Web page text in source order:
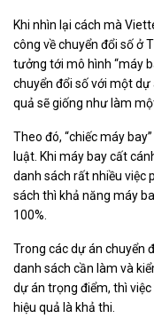
Khi nhìn lại cách mà
công về chuyển đổi số ở
tưởng tới mô hình “máy
chuyển đổi số với một
quả sẽ giống như làm
Theo đó, “chiếc máy
luật. Khi máy bay cất
danh sách rất nhiều việc
sách thì khả năng máy
100%.
Trong các dự án chuyển
danh sách cần làm và
dự án trọng điểm, thì
hiệu quả là khả thi.